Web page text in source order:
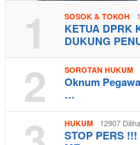
1 SOSOK & TOKOH
KETUA DPRK
DUKUNG
2 SOROTAN HUKUM
Oknum
…
HUKUM 12907
STOP PERS